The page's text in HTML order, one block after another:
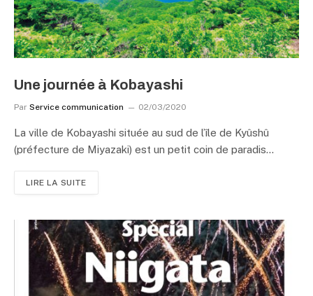
Une journée à Kobayashi
Par Service communication 02/03/2020
La ville de Kobayashi située au sud de l’île de Kyûshû
(préfecture de Miyazaki) est un petit coin de paradis…
LIRE LA SUITE